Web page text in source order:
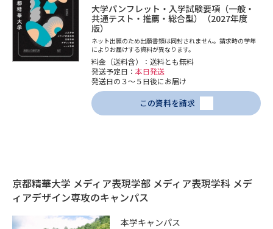
オープンキャンパス検索 実施プログラムから探す
来場型・Web型イベント特集 夢ナビライブ
受験準備 資料検索
先輩が入学を決めた理由 テレメール全国一斉進学調査
大学パンフレット・入学試験要項（一般・
共通テスト・推薦・総合型）（2027年度
版）
ネット出願のため出願書類は同封されません。請求時の学年
によりお届けする資料が異なります。
料金（送料含）：送料とも無料
発送予定日： 本日発送
発送日の３～５日後にお届け
この資料を請求
京都精華大学 メディア表現学部 メディア表現学科 メデ
ィアデザイン専攻のキャンパス
本学キャンパス